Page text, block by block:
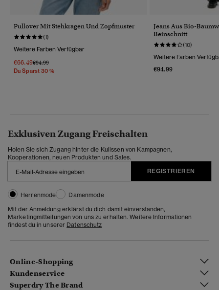
Pullover Mit Stehkragen Und Zopfmuster
(1)
Weitere Farben Verfügbar
€66.49Preis Wurde Reduziert Von
€94.99Bis
Du Sparst 30 %
Jeans Aus Bio-
Beinschnitt
(10)
Weitere Farben
€94.99
Exklusiven Zugang Freischalten
Holen Sie sich Zugang hinter die Kulissen von Kampagnen,
Kooperationen, neuen Produkten und Sales.
REGISTRIEREN
Herrenmode
Damenmode
Mit der Anmeldung erklärst du dich damit einverstanden,
Marketingmitteilungen von uns zu erhalten. Weitere Informationen
findest du in unserer Datenschutz
Online-Shopping
Kundenservice
Superdry The Brand